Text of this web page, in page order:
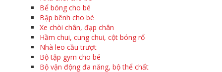
Bể bóng cho bé
Bập bênh cho bé
Xe chòi chân, đạp chân
Hầm chui, cung chui, cột bóng rổ
Nhà leo cầu trượt
Bộ tập gym cho bé
Bộ vận động đa năng, bộ thể chất